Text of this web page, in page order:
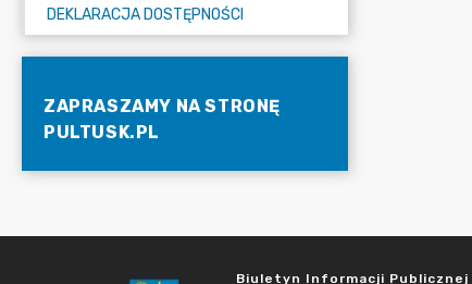
DEKLARACJA DOSTĘPNOŚCI
ZAPRASZAMY NA STRONĘ
PULTUSK.PL
Biuletyn Informacji Publicznej